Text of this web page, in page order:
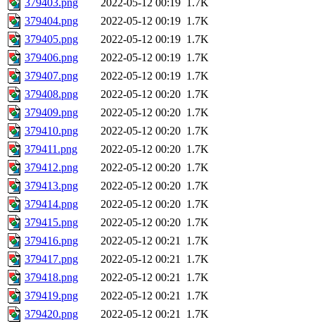
379403.png
2022-05-12 00:19 1.7K
379404.png
2022-05-12 00:19 1.7K
379405.png
2022-05-12 00:19 1.7K
379406.png
2022-05-12 00:19 1.7K
379407.png
2022-05-12 00:19 1.7K
379408.png
2022-05-12 00:20 1.7K
379409.png
2022-05-12 00:20 1.7K
379410.png
2022-05-12 00:20 1.7K
379411.png
2022-05-12 00:20 1.7K
379412.png
2022-05-12 00:20 1.7K
379413.png
2022-05-12 00:20 1.7K
379414.png
2022-05-12 00:20 1.7K
379415.png
2022-05-12 00:20 1.7K
379416.png
2022-05-12 00:21 1.7K
379417.png
2022-05-12 00:21 1.7K
379418.png
2022-05-12 00:21 1.7K
379419.png
2022-05-12 00:21 1.7K
379420.png
2022-05-12 00:21 1.7K